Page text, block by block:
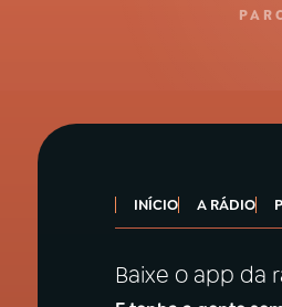
INÍCIO A RÁDIO
Baixe o app da